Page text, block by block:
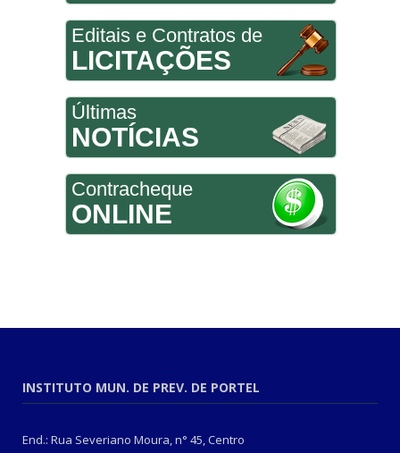
Editais e Contratos de
LICITAÇÕES
Últimas
NOTÍCIAS
Contracheque
ONLINE
INSTITUTO MUN. DE PREV. DE PORTEL
End.: Rua Severiano Moura, n° 45, Centro